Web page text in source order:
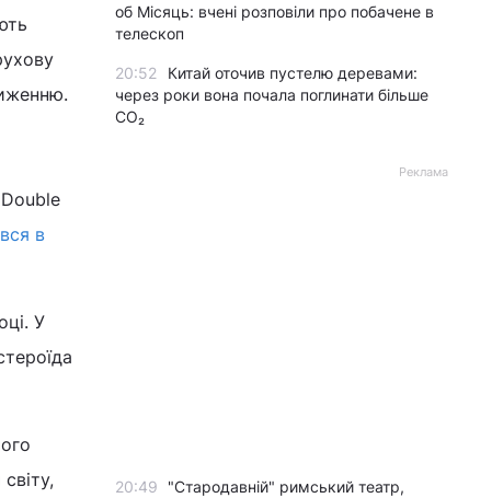
в
У
об Місяць: вчені розповіли про побачене в
телескоп
20:52
Китай оточив пустелю деревами:
через роки вона почала поглинати більше
CO₂
Реклама
20:49
"Стародавній" римський театр,